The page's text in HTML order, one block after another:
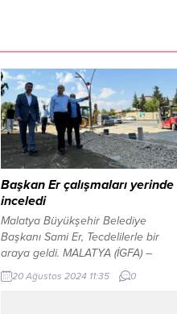
Başkan Er çalışmaları yerinde
inceledi
Malatya Büyükşehir Belediye
Başkanı Sami Er, Tecdelilerle bir
araya geldi. MALATYA (İGFA) –
Tecde Mahallesi İsmet Paşa
Caddesi üzerinde her gün binlerce
20 Ağustos 2024 11:35 0